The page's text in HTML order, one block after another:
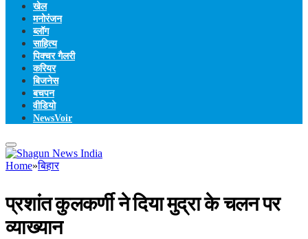
खेल
मनोरंजन
ब्लॉग
साहित्य
पिक्चर गैलरी
करियर
बिजनेस
बचपन
वीडियो
NewsVoir
Home»बिहार
प्रशांत कुलकर्णी ने दिया मुद्रा के चलन पर
व्‍याख्‍यान